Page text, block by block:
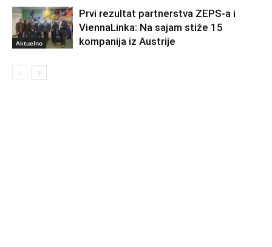
Aktuelno
Prvi rezultat partnerstva ZEPS-a i
ViennaLinka: Na sajam stiže 15
kompanija iz Austrije